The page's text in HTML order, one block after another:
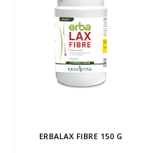
ERBALAX FIBRE 150 G